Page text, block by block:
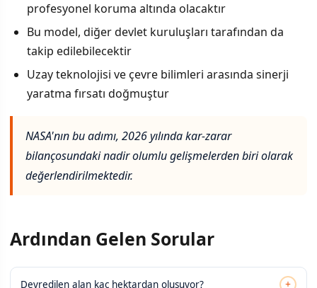
profesyonel koruma altında olacaktır
Bu model, diğer devlet kuruluşları tarafından da
takip edilebilecektir
Uzay teknolojisi ve çevre bilimleri arasında sinerji
yaratma fırsatı doğmuştur
NASA'nın bu adımı, 2026 yılında kar-zarar
bilançosundaki nadir olumlu gelişmelerden biri olarak
değerlendirilmektedir.
Ardından Gelen Sorular
Devredilen alan kaç hektardan oluşuyor? +